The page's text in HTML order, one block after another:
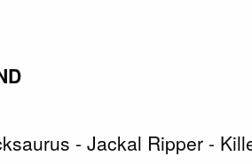
- Jackal Ripper -